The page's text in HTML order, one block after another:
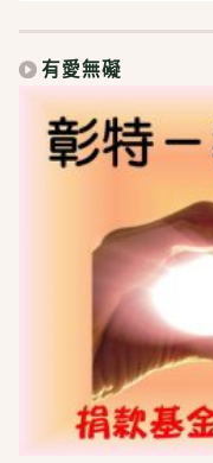
有愛無礙